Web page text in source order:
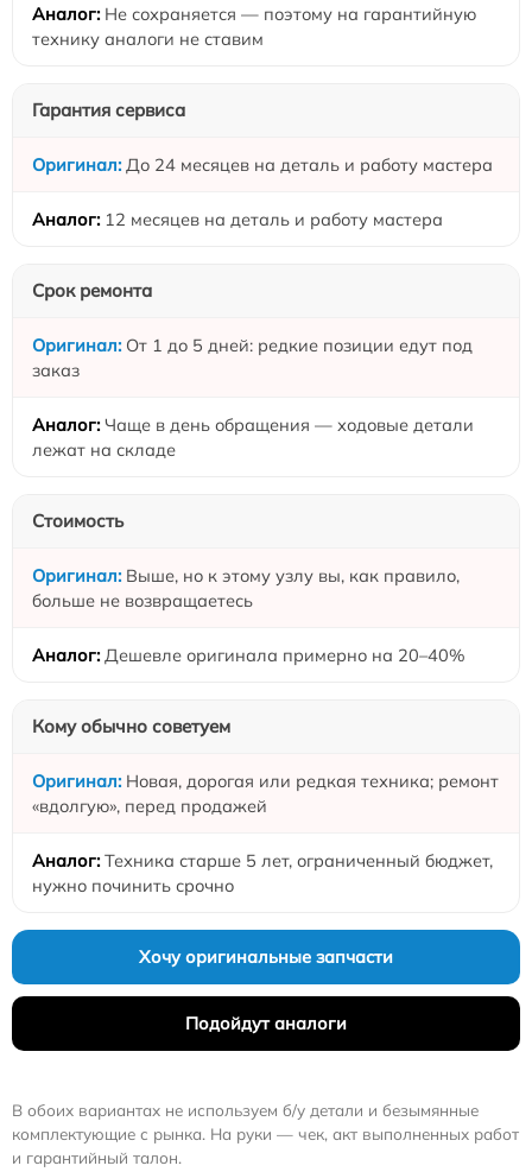
Не сохраняется — поэтому на гарантийную
технику аналоги не ставим
Гарантия сервиса
До 24 месяцев на деталь и работу мастера
12 месяцев на деталь и работу мастера
Срок ремонта
От 1 до 5 дней: редкие позиции едут под
заказ
Чаще в день обращения — ходовые детали
лежат на складе
Стоимость
Выше, но к этому узлу вы, как правило,
больше не возвращаетесь
Дешевле оригинала примерно на 20–40%
Кому обычно советуем
Новая, дорогая или редкая техника; ремонт
«вдолгую», перед продажей
Техника старше 5 лет, ограниченный бюджет,
нужно починить срочно
Хочу оригинальные запчасти
Подойдут аналоги
В обоих вариантах не используем б/у детали и безымянные
комплектующие с рынка. На руки — чек, акт выполненных работ
и гарантийный талон.